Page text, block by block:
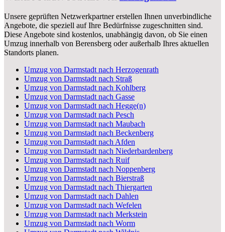
Unsere geprüften Netzwerkpartner erstellen Ihnen unverbindliche
Angebote, die speziell auf Ihre Bedürfnisse zugeschnitten sind.
Diese Angebote sind kostenlos, unabhängig davon, ob Sie einen
Umzug innerhalb von Berensberg oder außerhalb Ihres aktuellen
Standorts planen.
Umzug von Darmstadt nach Herzogenrath
Umzug von Darmstadt nach Straß
Umzug von Darmstadt nach Kohlberg
Umzug von Darmstadt nach Gasse
Umzug von Darmstadt nach Hegge(n)
Umzug von Darmstadt nach Pesch
Umzug von Darmstadt nach Maubach
Umzug von Darmstadt nach Beckenberg
Umzug von Darmstadt nach Afden
Umzug von Darmstadt nach Niederbardenberg
Umzug von Darmstadt nach Ruif
Umzug von Darmstadt nach Noppenberg
Umzug von Darmstadt nach Bierstraß
Umzug von Darmstadt nach Thiergarten
Umzug von Darmstadt nach Dahlen
Umzug von Darmstadt nach Wefelen
Umzug von Darmstadt nach Merkstein
Umzug von Darmstadt nach Worm